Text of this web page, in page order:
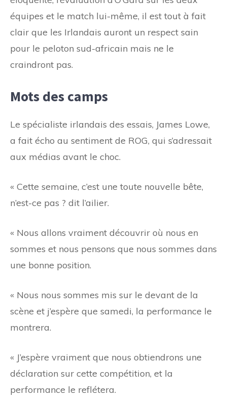
équipes et le match lui-même, il est tout à fait
clair que les Irlandais auront un respect sain
pour le peloton sud-africain mais ne le
craindront pas.
Mots des camps
Le spécialiste irlandais des essais, James Lowe,
a fait écho au sentiment de ROG, qui s’adressait
aux médias avant le choc.
« Cette semaine, c’est une toute nouvelle bête,
n’est-ce pas ? dit l’ailier.
« Nous allons vraiment découvrir où nous en
sommes et nous pensons que nous sommes dans
une bonne position.
« Nous nous sommes mis sur le devant de la
scène et j’espère que samedi, la performance le
montrera.
« J’espère vraiment que nous obtiendrons une
déclaration sur cette compétition, et la
performance le reflétera.